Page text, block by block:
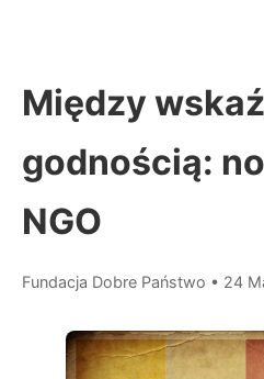
Między
godnością:
NGO
Fundacja Dobre Państwo • 24